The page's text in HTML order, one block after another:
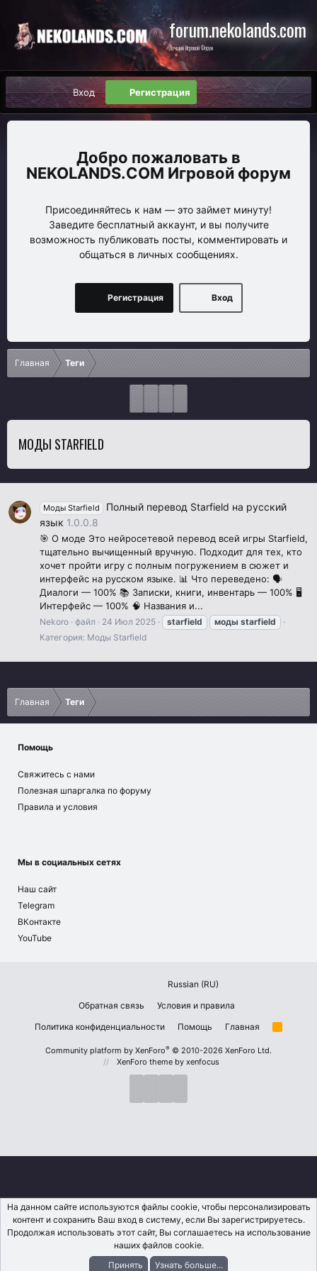
forum.nekolands.com
Лучший Игровой Форум
Вход Регистрация
NEKOLANDS.COM Игровой форум
Присоединяйтесь к нам — это займет минуту!
Заведите бесплатный аккаунт, и вы получите
возможность публиковать посты, комментировать и
общаться в личных сообщениях.
Вход
Регистрация
Главная Теги
МОДЫ STARFIELD
Моды Starfield
Полный перевод Starfield на русский
язык 1.0.0.8
🎯 О моде Это нейросетевой перевод всей игры Starfield,
тщательно вычищенный вручную. Подходит для тех, кто
хочет пройти игру с полным погружением в сюжет и
интерфейс на русском языке. 📊 Что переведено: 🗣️
Диалоги — 100% 📚 Записки, книги, инвентарь — 100% 🖥️
Интерфейс — 100% 🧠 Названия и...
Nekoro файл 24 Июл 2025 starfield моды starfield
Категория: Моды Starfield
Главная Теги
Помощь
Свяжитесь с нами
Полезная шпаргалка по форуму
Правила и условия
Мы в социальных сетях
Наш сайт
Telegram
ВКонтакте
YouTube
Russian (RU)
Обратная связь
Условия и правила
Политика конфиденциальности
Помощь Главная
R
Community platform by XenForo® © 2010-2026 XenForo Ltd.
XenForo theme by xenfocus
На данном сайте используются файлы cookie, чтобы персонализировать
контент и сохранить Ваш вход в систему, если Вы зарегистрируетесь.
Продолжая использовать этот сайт, Вы соглашаетесь на использование
наших файлов cookie.
Принять
Узнать больше...